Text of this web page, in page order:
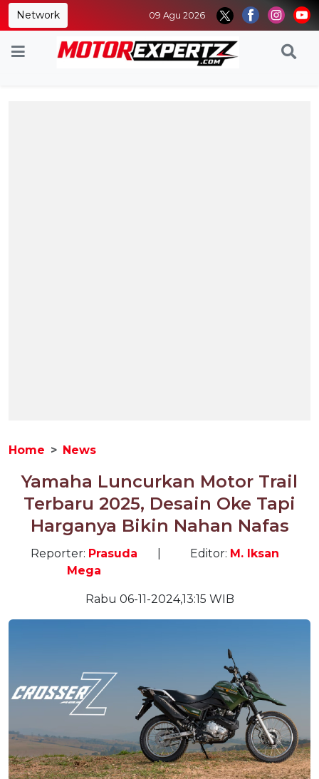
Network 09 Agu 2026
Home News
Yamaha Luncurkan Motor Trail
Terbaru 2025, Desain Oke Tapi
Harganya Bikin Nahan Nafas
Reporter: Prasuda
Mega
Editor: M. Iksan
Rabu 06-11-2024,13:15 WIB